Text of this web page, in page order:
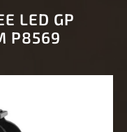
LED GP
P8569